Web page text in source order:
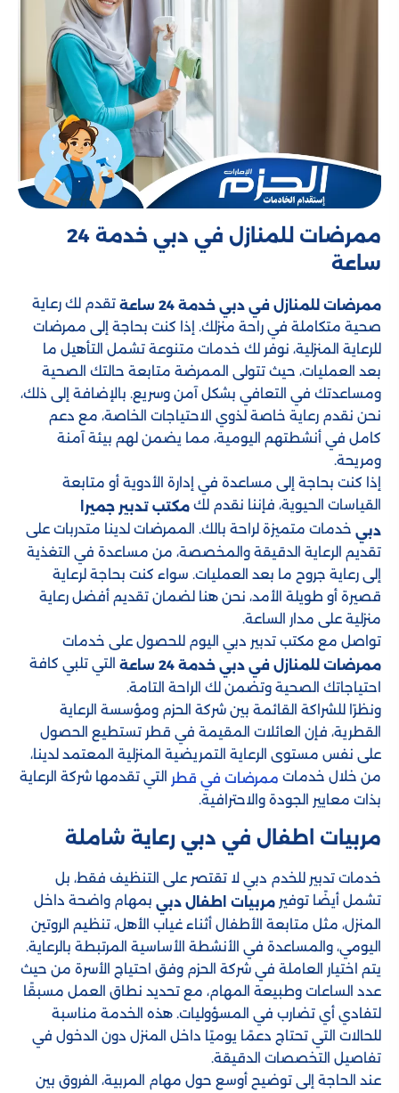
ممرضات للمنازل​ في دبي خدمة 24
ساعة
ممرضات للمنازل في دبي خدمة 24 ساعة
تقدم لك رعاية
صحية متكاملة في راحة منزلك. إذا كنت بحاجة إلى ممرضات
للرعاية المنزلية، نوفر لك خدمات متنوعة تشمل التأهيل ما
بعد العمليات، حيث تتولى الممرضة متابعة حالتك الصحية
ومساعدتك في التعافي بشكل آمن وسريع. بالإضافة إلى ذلك،
نحن نقدم رعاية خاصة لذوي الاحتياجات الخاصة، مع دعم
كامل في أنشطتهم اليومية، مما يضمن لهم بيئة آمنة
ومريحة.
إذا كنت بحاجة إلى مساعدة في إدارة الأدوية أو متابعة
القياسات الحيوية، فإننا نقدم لك مكتب تدبير جميرا
دبي خدمات متميزة لراحة بالك. الممرضات لدينا متدربات على
تقديم الرعاية الدقيقة والمخصصة، من مساعدة في التغذية
إلى رعاية جروح ما بعد العمليات. سواء كنت بحاجة لرعاية
قصيرة أو طويلة الأمد، نحن هنا لضمان تقديم أفضل رعاية
منزلية على مدار الساعة.
تواصل مع مكتب تدبير دبي اليوم للحصول على خدمات
ممرضات للمنازل في دبي خدمة 24 ساعة
التي تلبي كافة
احتياجاتك الصحية وتضمن لك الراحة التامة.
ونظرًا للشراكة القائمة بين شركة الحزم ومؤسسة الرعاية
القطرية، فإن العائلات المقيمة في قطر تستطيع الحصول
على نفس مستوى الرعاية التمريضية المنزلية المعتمد لدينا،
من خلال خدمات ممرضات في قطر التي تقدمها شركة الرعاية
بذات معايير الجودة والاحترافية.
مربيات اطفال في دبي​ رعاية شاملة
خدمات تدبير للخدم دبي​ لا تقتصر على التنظيف فقط، بل
تشمل أيضًا توفير مربيات اطفال دبي بمهام واضحة داخل
المنزل، مثل متابعة الأطفال أثناء غياب الأهل، تنظيم الروتين
اليومي، والمساعدة في الأنشطة الأساسية المرتبطة بالرعاية.
يتم اختيار العاملة في شركة الحزم وفق احتياج الأسرة من حيث
عدد الساعات وطبيعة المهام، مع تحديد نطاق العمل مسبقًا
لتفادي أي تضارب في المسؤوليات. هذه الخدمة مناسبة
للحالات التي تحتاج دعمًا يوميًا داخل المنزل دون الدخول في
تفاصيل التخصصات الدقيقة.
عند الحاجة إلى توضيح أوسع حول مهام المربية، الفروق بين